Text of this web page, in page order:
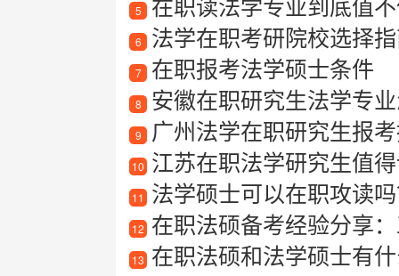
5
6 法学在职考研院校选择
7 在职报考法学硕士条件
8 安徽在职研究生法学专业
9 广州法学在职研究生报
10 江苏在职法学研究生值
11 法学硕士可以在职攻读吗？
12 在职法硕备考经验分享
13 在职法硕和法学硕士有什